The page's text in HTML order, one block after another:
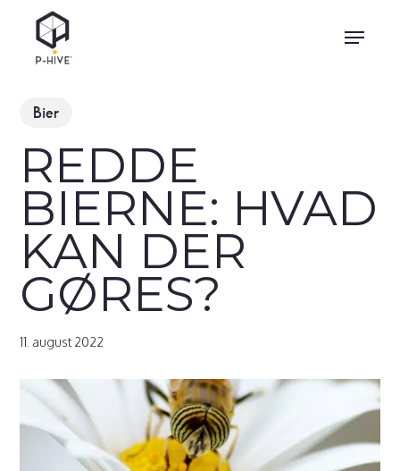
Menu
Bier
REDDE
BIERNE: HVAD
KAN DER
GØRES?
11. august 2022